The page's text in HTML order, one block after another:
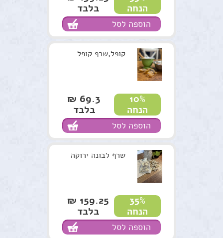
הנחה
בלבד
הוספה לסל
קופל,שרף קופל
10%
הנחה
69.3 ₪
בלבד
הוספה לסל
שרף לבונה ירוקה
35%
הנחה
159.25 ₪
בלבד
הוספה לסל